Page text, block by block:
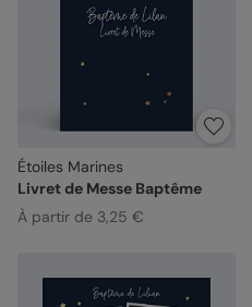
Étoiles Marines
Livret de Messe Baptême
À partir de 3,25 €